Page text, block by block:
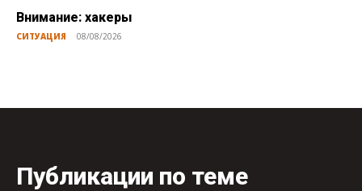
Внимание: хакеры
СИТУАЦИЯ 08/08/2026
Публикации по теме